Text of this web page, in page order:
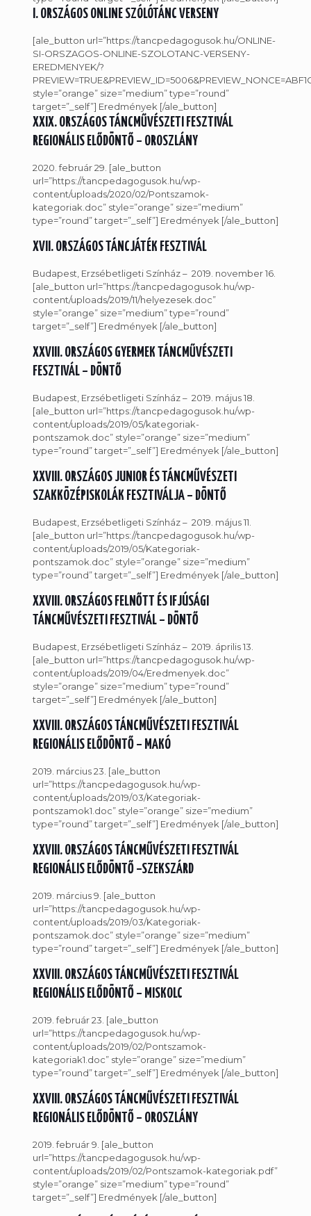
I. ORSZÁGOS ONLINE SZÓLÓTÁNC VERSENY
[ale_button url=”https://tancpedagogusok.hu/ONLINE-
SI-ORSZAGOS-ONLINE-SZOLOTANC-VERSENY-
EREDMENYEK/?
style=”orange” size=”medium” type=”round”
target=”_self”] Eredmények [/ale_button]
XXIX. ORSZÁGOS TÁNCMŰVÉSZETI FESZTIVÁL
REGIONÁLIS ELŐDÖNTŐ – OROSZLÁNY
2020. február 29. [ale_button
url=”https://tancpedagogusok.hu/wp-
content/uploads/2020/02/Pontszamok-
kategoriak.doc” style=”orange” size=”medium”
type=”round” target=”_self”] Eredmények [/ale_button]
XVII. ORSZÁGOS TÁNCJÁTÉK FESZTIVÁL
Budapest, Erzsébetligeti Színház – 2019. november 16.
[ale_button url=”https://tancpedagogusok.hu/wp-
content/uploads/2019/11/helyezesek.doc”
style=”orange” size=”medium” type=”round”
target=”_self”] Eredmények [/ale_button]
XXVIII. ORSZÁGOS GYERMEK TÁNCMŰVÉSZETI
FESZTIVÁL – DÖNTŐ
Budapest, Erzsébetligeti Színház – 2019. május 18.
[ale_button url=”https://tancpedagogusok.hu/wp-
content/uploads/2019/05/kategoriak-
pontszamok.doc” style=”orange” size=”medium”
type=”round” target=”_self”] Eredmények [/ale_button]
XXVIII. ORSZÁGOS JUNIOR ÉS TÁNCMŰVÉSZETI
SZAKKÖZÉPISKOLÁK FESZTIVÁLJA – DÖNTŐ
Budapest, Erzsébetligeti Színház – 2019. május 11.
[ale_button url=”https://tancpedagogusok.hu/wp-
content/uploads/2019/05/Kategoriak-
pontszamok.doc” style=”orange” size=”medium”
type=”round” target=”_self”] Eredmények [/ale_button]
XXVIII. ORSZÁGOS FELNŐTT ÉS IFJÚSÁGI
TÁNCMŰVÉSZETI FESZTIVÁL – DÖNTŐ
Budapest, Erzsébetligeti Színház – 2019. április 13.
[ale_button url=”https://tancpedagogusok.hu/wp-
content/uploads/2019/04/Eredmenyek.doc”
style=”orange” size=”medium” type=”round”
target=”_self”] Eredmények [/ale_button]
XXVIII. ORSZÁGOS TÁNCMŰVÉSZETI FESZTIVÁL
REGIONÁLIS ELŐDÖNTŐ – MAKÓ
2019. március 23. [ale_button
url=”https://tancpedagogusok.hu/wp-
content/uploads/2019/03/Kategoriak-
pontszamok1.doc” style=”orange” size=”medium”
type=”round” target=”_self”] Eredmények [/ale_button]
XXVIII. ORSZÁGOS TÁNCMŰVÉSZETI FESZTIVÁL
REGIONÁLIS ELŐDÖNTŐ –SZEKSZÁRD
2019. március 9. [ale_button
url=”https://tancpedagogusok.hu/wp-
content/uploads/2019/03/Kategoriak-
pontszamok.doc” style=”orange” size=”medium”
type=”round” target=”_self”] Eredmények [/ale_button]
XXVIII. ORSZÁGOS TÁNCMŰVÉSZETI FESZTIVÁL
REGIONÁLIS ELŐDÖNTŐ – MISKOLC
2019. február 23. [ale_button
url=”https://tancpedagogusok.hu/wp-
content/uploads/2019/02/Pontszamok-
kategoriak1.doc” style=”orange” size=”medium”
type=”round” target=”_self”] Eredmények [/ale_button]
XXVIII. ORSZÁGOS TÁNCMŰVÉSZETI FESZTIVÁL
REGIONÁLIS ELŐDÖNTŐ – OROSZLÁNY
2019. február 9. [ale_button
url=”https://tancpedagogusok.hu/wp-
content/uploads/2019/02/Pontszamok-kategoriak.pdf”
style=”orange” size=”medium” type=”round”
target=”_self”] Eredmények [/ale_button]